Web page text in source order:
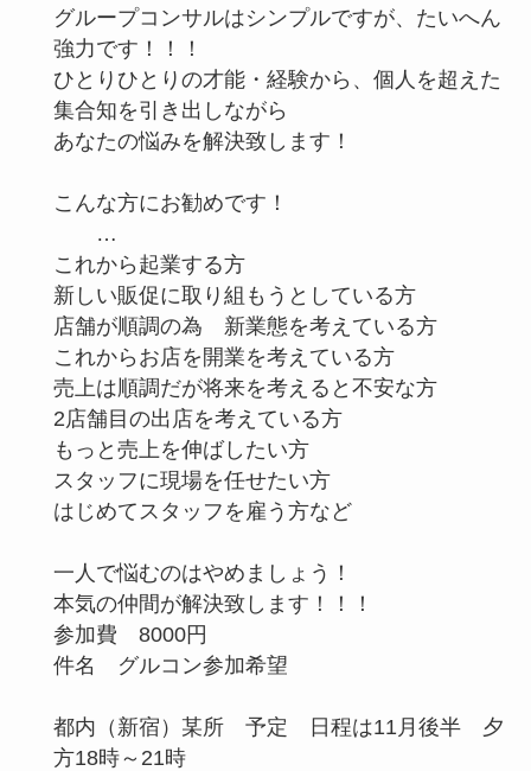
グループコンサルはシンプルですが、たいへん
強力です！！！
ひとりひとりの才能・経験から、個人を超えた
集合知を引き出しながら
あなたの悩みを解決致します！
こんな方にお勧めです！
…
これから起業する方
新しい販促に取り組もうとしている方
店舗が順調の為 新業態を考えている方
これからお店を開業を考えている方
売上は順調だが将来を考えると不安な方
2店舗目の出店を考えている方
もっと売上を伸ばしたい方
スタッフに現場を任せたい方
はじめてスタッフを雇う方など
一人で悩むのはやめましょう！
本気の仲間が解決致します！！！
参加費 8000円
件名 グルコン参加希望
都内（新宿）某所 予定 日程は11月後半 夕
方18時～21時